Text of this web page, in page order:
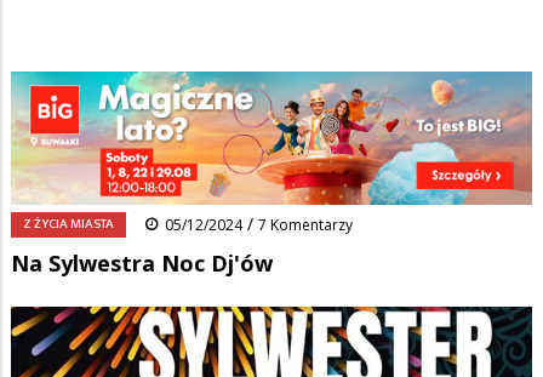
Ścieżka
nawigacyjna
Strona główna/Wiadomości/Z życia miasta/
Na Sylwestra Noc Dj'ów
FacebookPinterestTumblr
0 Reddit Share
Z ŻYCIA MIASTA 05/12/2024/ 7 Komentarzy
Na Sylwestra Noc Dj'ów